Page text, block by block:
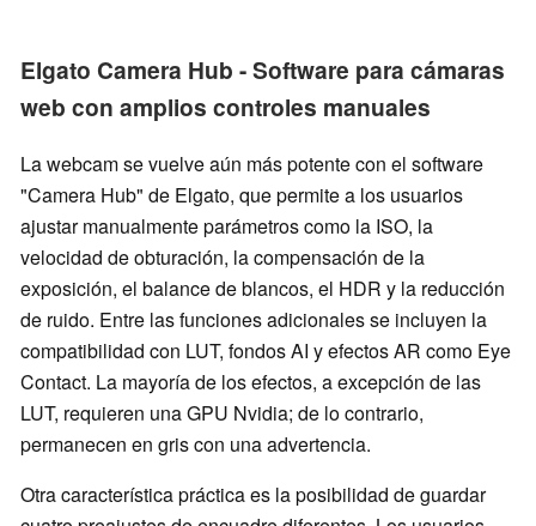
Elgato Camera Hub - Software para cámaras
web con amplios controles manuales
La webcam se vuelve aún más potente con el software
"Camera Hub" de Elgato, que permite a los usuarios
ajustar manualmente parámetros como la ISO, la
velocidad de obturación, la compensación de la
exposición, el balance de blancos, el HDR y la reducción
de ruido. Entre las funciones adicionales se incluyen la
compatibilidad con LUT, fondos AI y efectos AR como Eye
Contact. La mayoría de los efectos, a excepción de las
LUT, requieren una GPU Nvidia; de lo contrario,
permanecen en gris con una advertencia.
Otra característica práctica es la posibilidad de guardar